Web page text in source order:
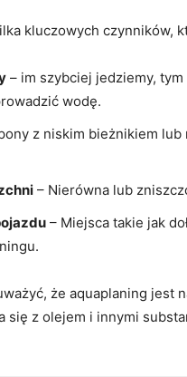
kluczowych czynników,
– im szybciej jedziemy,
wodę.
z niskim bieżnikiem
– Nierówna⁤ lub‍
– Miejsca⁣ takie ‌jak
że aquaplaning jest
się z olejem i innymi